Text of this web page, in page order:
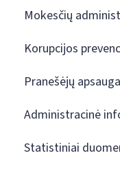
Mokesčių
Korupcijos
Pranešėjų
Administracinė
Statistiniai